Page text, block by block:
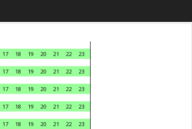
17 18 19 20 21 22
23
17 18 19 20 21 22
23
17 18 19 20 21 22
23
17 18 19 20 21 22
23
17 18 19 20 21 22
23